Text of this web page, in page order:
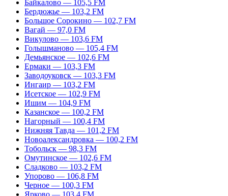
Байкалово — 105,5 FM
Бердюжье — 103,2 FM
Большое Сорокино — 102,7 FM
Вагай — 97,0 FM
Викулово — 103,6 FM
Голышманово — 105,4 FM
Демьянское — 102,6 FM
Ермаки — 103,3 FM
Заводоуковск — 103,3 FM
Ингаир — 103,2 FM
Исетское — 102,9 FM
Ишим — 104,9 FM
Казанское — 100,2 FM
Нагорный — 100,4 FM
Нижняя Тавда — 101,2 FM
Новоалександровка — 100,2 FM
Тобольск — 98,3 FM
Омутинское — 102,6 FM
Сладково — 103,2 FM
Упорово — 106,8 FM
Черное — 100,3 FM
Ярково — 103,4 FM